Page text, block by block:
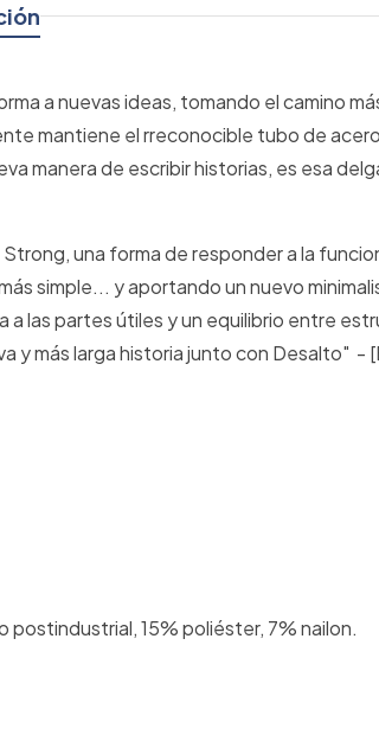
a nuevas ideas, tomando el camino
mantiene el rreconocible tubo de
manera de escribir historias, es esa
una forma de responder a la
simple... y aportando un nuevo
las partes útiles y un equilibrio entre
y más larga historia junto con Desalto" -
15% poliéster, 7% nailon.